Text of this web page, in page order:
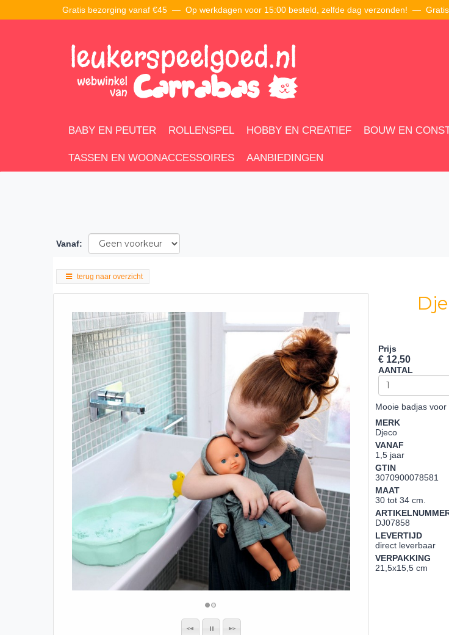
Gratis bezorging vanaf €45 — Op werkdagen voor 15:00 besteld, zelfde dag verzonden! —
BABY EN PEUTER ROLLENSPEL HOBBY EN CREATIEF BOUW EN
TASSEN EN WOONACCESSOIRES AANBIEDINGEN
Vanaf:
terug naar overzicht
Prijs
€ 12,50
AANTAL
Mooie badjas
MERK
Djeco
VANAF
1,5 jaar
GTIN
3070900078581
MAAT
30 tot 34 cm.
DJ07858
LEVERTIJD
direct leverbaar
VERPAKKING
21,5x15,5 cm